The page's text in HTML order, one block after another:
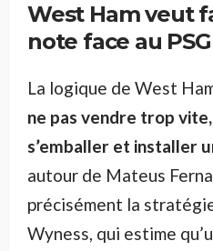
West Ham veut
note face au PSG
La logique de West
ne pas vendre trop
s’emballer et installer
autour de Mateus
précisément la
Wyness, qui estime